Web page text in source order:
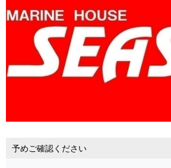
予めご確認ください